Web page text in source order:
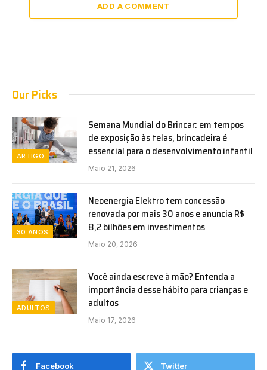
ADD A COMMENT
Our Picks
ARTIGO
Semana Mundial do Brincar: em tempos
de exposição às telas, brincadeira é
essencial para o desenvolvimento infantil
Maio 21, 2026
30 ANOS
Neoenergia Elektro tem concessão
renovada por mais 30 anos e anuncia R$
8,2 bilhões em investimentos
Maio 20, 2026
ADULTOS
Você ainda escreve à mão? Entenda a
importância desse hábito para crianças e
adultos
Maio 17, 2026
Facebook Twitter